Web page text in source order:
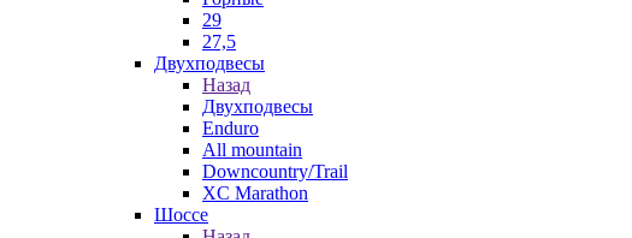
29
27,5
Двухподвесы
Назад
Двухподвесы
Enduro
All mountain
Downcountry/Trail
XC Marathon
Шоссе